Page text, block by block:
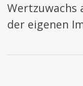
Wertzuwachs
der eigenen